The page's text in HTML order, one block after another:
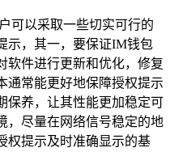
可以采取一些切实可行的
示，其一，要保证IM钱包
软件进行更新和优化，修复
通常能更好地保障授权提示
保养，让其性能更加稳定可
，尽量在网络信号稳定的地
权提示及时准确显示的基